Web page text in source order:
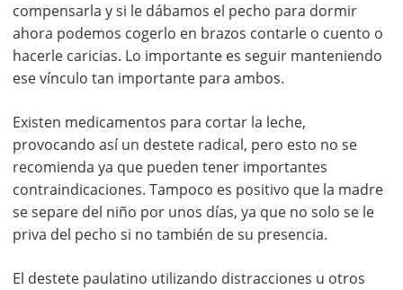
compensarla y si le dábamos el pecho para dormir
ahora podemos cogerlo en brazos contarle o cuento o
hacerle caricias. Lo importante es seguir manteniendo
ese vínculo tan importante para ambos.
Existen medicamentos para cortar la leche,
provocando así un destete radical, pero esto no se
recomienda ya que pueden tener importantes
contraindicaciones. Tampoco es positivo que la madre
se separe del niño por unos días, ya que no solo se le
priva del pecho si no también de su presencia.
El destete paulatino utilizando distracciones u otros